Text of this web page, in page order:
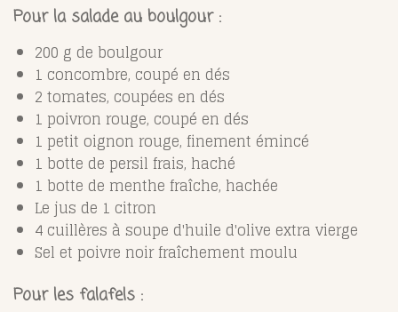
Pour la salade au boulgour :
200 g de boulgour
1 concombre, coupé en dés
2 tomates, coupées en dés
1 poivron rouge, coupé en dés
1 petit oignon rouge, finement émincé
1 botte de persil frais, haché
1 botte de menthe fraîche, hachée
Le jus de 1 citron
4 cuillères à soupe d'huile d'olive extra vierge
Sel et poivre noir fraîchement moulu
Pour les falafels :